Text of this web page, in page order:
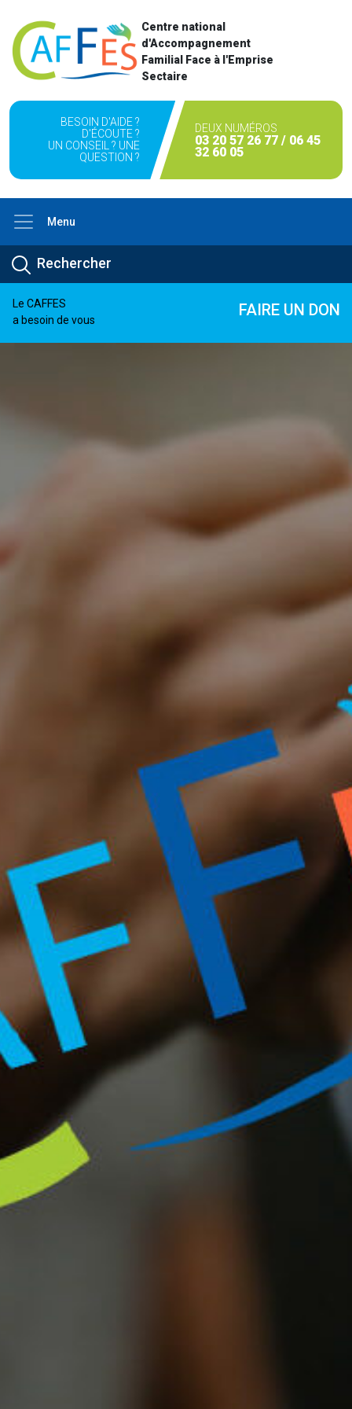
Centre national
d'Accompagnement
Familial Face à l'Emprise
Sectaire
BESOIN D'AIDE ?
D'ÉCOUTE ?
UN CONSEIL ? UNE
QUESTION ?
DEUX NUMÉROS
03 20 57 26 77 / 06 45
32 60 05
Menu
Le CAFFES
a besoin de vous
FAIRE UN DON